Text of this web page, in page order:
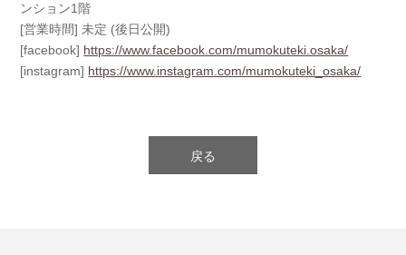
ンション1階
[営業時間] 未定 (後日公開)
[facebook] https://www.facebook.com/mumokuteki.osaka/
[instagram] https://www.instagram.com/mumokuteki_osaka/
戻る